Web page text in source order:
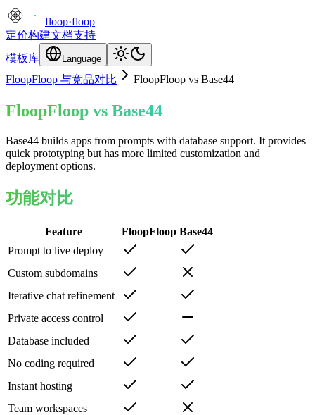
floop·floop
定价构建文档支持
模板库
Language
FloopFloop 与竞品对比 FloopFloop vs Base44
FloopFloop vs Base44
Base44 builds apps from prompts with database support. It provides
quick prototyping but has more limited customization and
deployment options.
功能对比
Feature FloopFloop Base44
Prompt to live deploy
Custom subdomains
Iterative chat refinement
Private access control
Database included
No coding required
Instant hosting
Team workspaces